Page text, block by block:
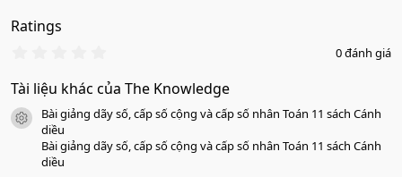
Ratings
0
0
a
0 đánh giá
Tài liệu khác của The Knowledge
icon tài liệu
Bài giảng dãy số, cấp số cộng và cấp số nhân Toán 11 sách Cánh
diều
Bài giảng dãy số, cấp số cộng và cấp số nhân Toán 11 sách Cánh
diều